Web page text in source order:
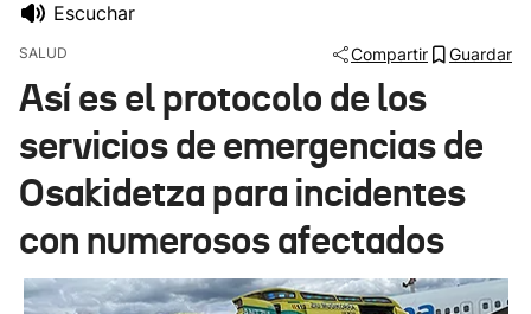
Ikusmiran
Eguraldia
Escuchar
SALUD Compartir Guardar
Así es el protocolo de los
servicios de emergencias de
Osakidetza para incidentes
con numerosos afectados